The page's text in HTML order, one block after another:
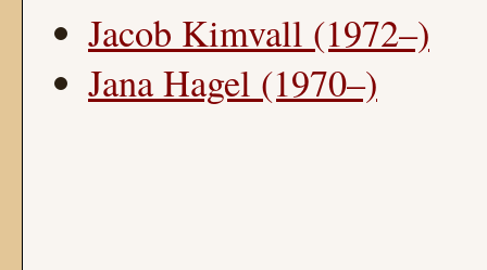
Jacob Kimvall (1972–)
Jana Hagel (1970–)